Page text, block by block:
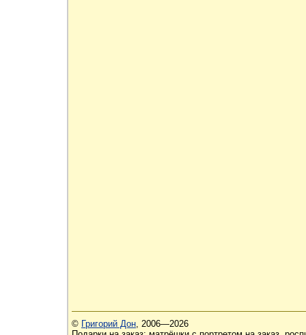
© Григорий Дон, 2006—2026